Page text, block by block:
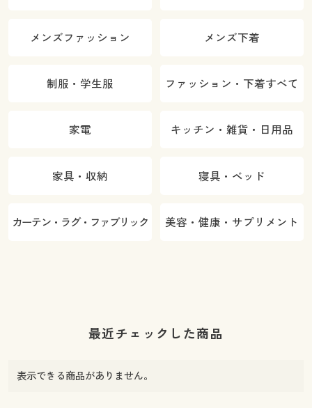
メンズファッション メンズ下着
制服・学生服 ファッション・下着すべて
家電 キッチン・雑貨・日用品
家具・収納 寝具・ベッド
カーテン・ラグ・ファブリック 美容・健康・サプリメント
最近チェックした商品
表示できる商品がありません。